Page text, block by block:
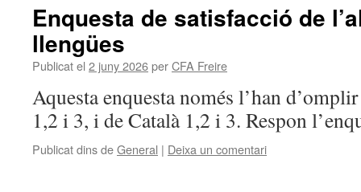
Enquesta de satisfacció de
llengües
Publicat el 2 juny 2026perCFA Freire
Aquesta enquesta només l’han
1,2 i 3, i de Català 1,2 i 3. Respon
Publicat dins deGeneral | Deixa un comentari